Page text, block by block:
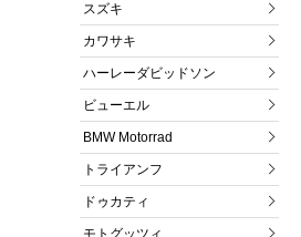
スズキ
カワサキ
ハーレーダビッドソン
ビューエル
BMW Motorrad
トライアンフ
ドゥカティ